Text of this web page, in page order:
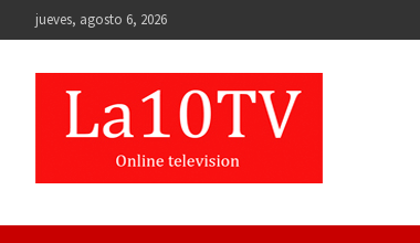
to
jueves, agosto 6, 2026